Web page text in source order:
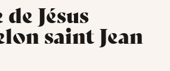
Jésus
saint Jean